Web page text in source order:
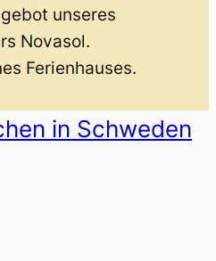
unseres
Novasol.
Ferienhauses.
in Schweden